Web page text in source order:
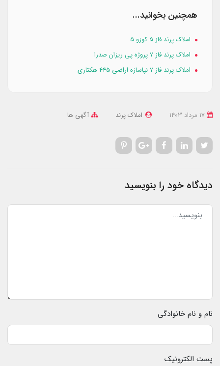
همچنین بخوانید...
املاک پرند فاز 5 کوزو ۵
املاک پرند فاز ۷ پروژه پی ریزان صدرا
املاک پرند فاز ۷ نپاسازه اراضی ۴۴۵ هکتاری
املاک پرند آگهی ها
دیدگاه خود را بنویسید
نام و نام خانوادگی
پست الکترونیک